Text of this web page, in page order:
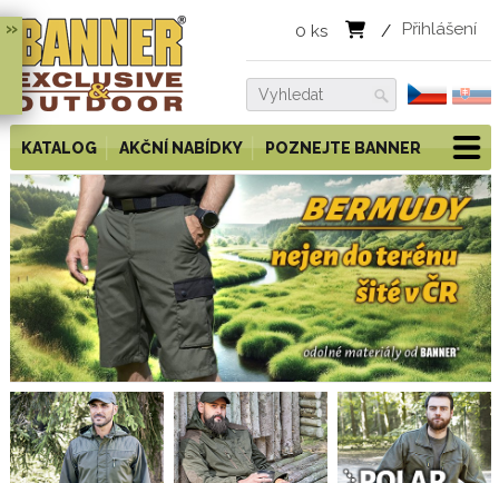
» Přihlášení
0 ks /
KATALOG AKČNÍ NABÍDKY POZNEJTE BANNER